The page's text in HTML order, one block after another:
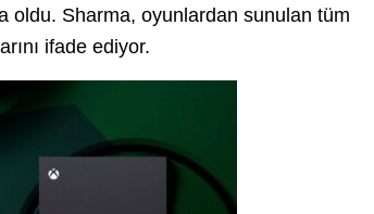
oldu. Sharma, oyunlardan sunulan tüm
ifade ediyor.